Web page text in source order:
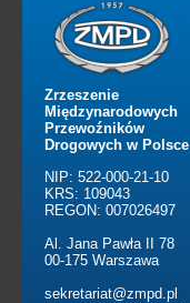
Zrzeszenie
Międzynarodowych
Przewoźników
Drogowych w Polsce
NIP: 522-000-21-10
KRS: 109043
REGON: 007026497
Al. Jana Pawła II 78
00-175 Warszawa
sekretariat@zmpd.pl